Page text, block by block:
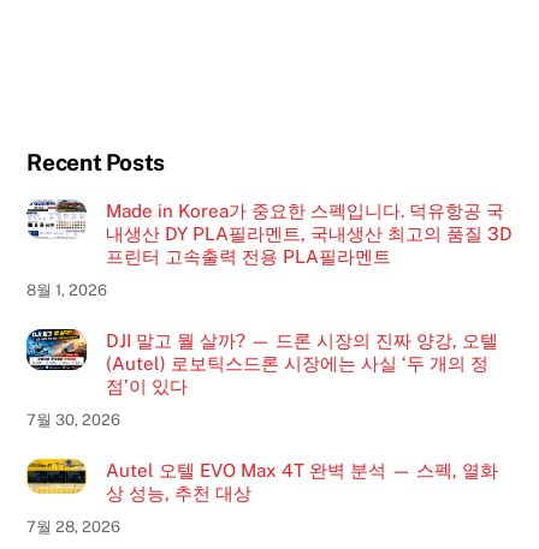
Recent Posts
Made in Korea가 중요한 스펙입니다. 덕유항공 국
내생산 DY PLA필라멘트, 국내생산 최고의 품질 3D
프린터 고속출력 전용 PLA필라멘트
8월 1, 2026
DJI 말고 뭘 살까? — 드론 시장의 진짜 양강, 오텔
(Autel) 로보틱스드론 시장에는 사실 ‘두 개의 정
점’이 있다
7월 30, 2026
Autel 오텔 EVO Max 4T 완벽 분석 — 스펙, 열화
상 성능, 추천 대상
7월 28, 2026